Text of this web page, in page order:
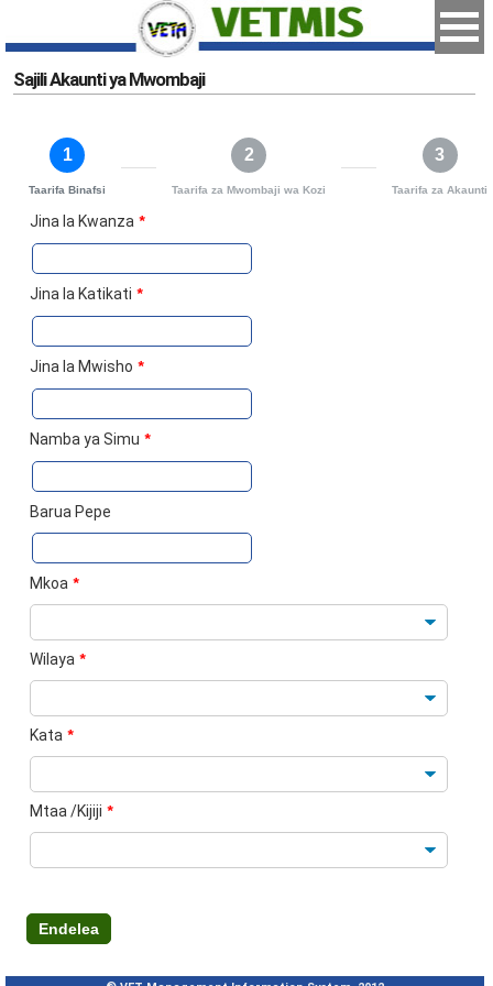
Sajili Akaunti ya Mwombaji
1
Taarifa Binafsi
2
Taarifa za Mwombaji wa Kozi
3
Taarifa za Akaunti
Jina la Kwanza *
Jina la Katikati *
Jina la Mwisho *
Namba ya Simu *
Barua Pepe
Mkoa *
Wilaya *
Kata *
Mtaa /Kijiji *